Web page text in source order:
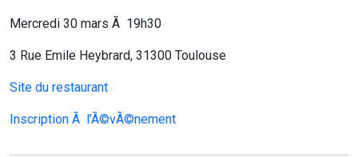
Mercredi 30 mars Ã 19h30
3 Rue Emile Heybrard, 31300 Toulouse
Site du restaurant
Inscription Ã l’Ã©vÃ©nement